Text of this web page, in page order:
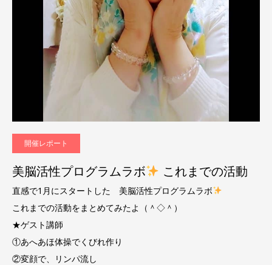
開催レポート
美脳活性プログラムラボ これまでの活動
直感で1月にスタートした 美脳活性プログラムラボ
これまでの活動をまとめてみたよ（＾◇＾）
★ゲスト講師
①あへあほ体操でくびれ作り
②変顔で、リンパ流し